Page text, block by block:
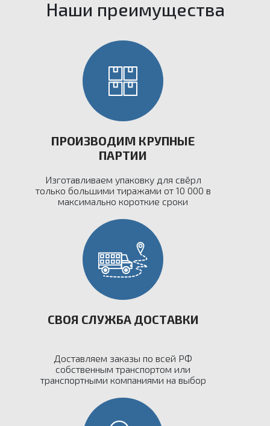
Наши преимущества
ПРОИЗВОДИМ КРУПНЫЕ
ПАРТИИ
Изготавливаем упаковку для свёрл
только большими тиражами от 10 000 в
максимально короткие сроки
СВОЯ СЛУЖБА ДОСТАВКИ
Доставляем заказы по всей РФ
собственным транспортом или
транспортными компаниями на выбор